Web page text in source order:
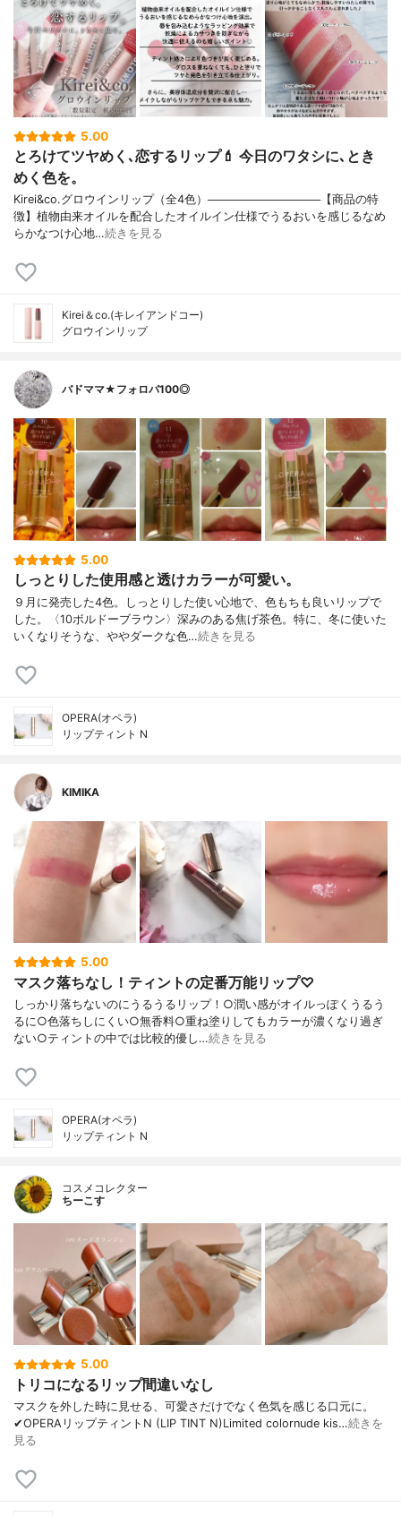
5.00
とろけてツヤめく､恋するリップ💄 今日のワタシに､とき
めく色を。
Kirei&co.グロウインリップ（全4色）──────────────【商品の特
徴】植物由来オイルを配合したオイルイン仕様でうるおいを感じるなめ
らかなつけ心地…続きを見る
Kirei＆co.(キレイアンドコー)
グロウインリップ
バドママ★フォロバ100◎
5.00
しっとりした使用感と透けカラーが可愛い。
９月に発売した4色。しっとりした使い心地で、色もちも良いリップで
した。〈10ボルドーブラウン〉深みのある焦げ茶色。特に、冬に使いた
いくなりそうな、ややダークな色…続きを見る
OPERA(オペラ)
リップティント N
KIMIKA
5.00
マスク落ちなし！ティントの定番万能リップ♡
しっかり落ちないのにうるうるリップ！○潤い感がオイルっぽくうるう
るに○色落ちしにくい○無香料○重ね塗りしてもカラーが濃くなり過ぎ
ない○ティントの中では比較的優し…続きを見る
OPERA(オペラ)
リップティント N
コスメコレクター
ちーこす
5.00
トリコになるリップ間違いなし
マスクを外した時に見せる、可愛さだけでなく色気を感じる口元に。
✔︎OPERAリップティントN (LIP TINT N)Limited colornude kis…続きを
見る